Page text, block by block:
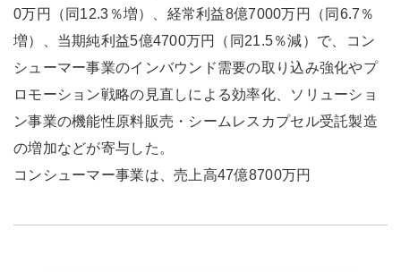
0万円（同12.3％増）、経常利益8億7000万円（同6.7％
増）、当期純利益5億4700万円（同21.5％減）で、コン
シューマー事業のインバウンド需要の取り込み強化やプ
ロモーション戦略の見直しによる効率化、ソリューショ
ン事業の機能性原料販売・シームレスカプセル受託製造
の増加などが寄与した。
コンシューマー事業は、売上高47億8700万円